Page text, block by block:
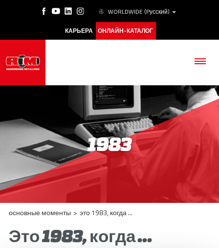
WORLDWIDE (Pусский)
КАРЬЕРА ОНЛАЙН-КАТАЛОГ
ПРОДУКЦИЯ
ESG
ОСНОВНЫЕ МОМЕНТЫ
основные моменты > это 1983, когда ...
Это 1983, когда ...